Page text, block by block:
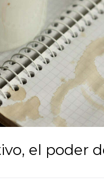
el poder